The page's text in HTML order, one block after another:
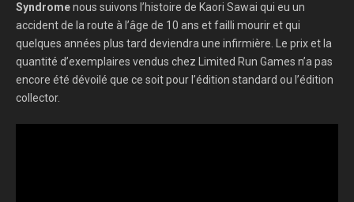
Syndromenous suivons l’histoire de Kaori Sawai qui eu un
accident de la route à l’âge de 10 ans et failli mourir et qui
quelques années plus tard deviendra une infirmière. Le prix et la
quantité d’exemplaires vendus chez Limited Run Games n’a pas
encore été dévoilé que ce soit pour l’édition standard ou l’édition
collector.